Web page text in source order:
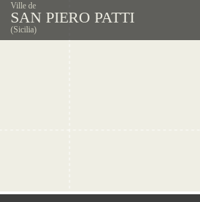
Ville de
SAN PIERO PATTI
(Sicilia)